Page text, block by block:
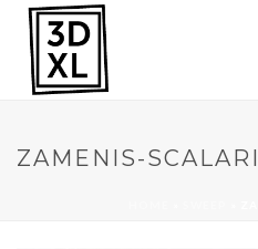
ZAMENIS-